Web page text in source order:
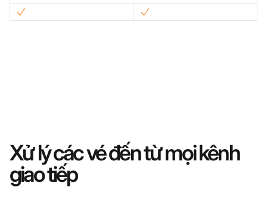
Xử lý các vé đến từ mọi kênh
giao tiếp